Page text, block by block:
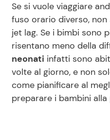
Se si vuole viaggiare
fuso orario diverso,
jet lag. Se i bimbi sono
risentano meno della
neonati infatti sono
volte al giorno, e non
come pianificare al
preparare i bambini alla